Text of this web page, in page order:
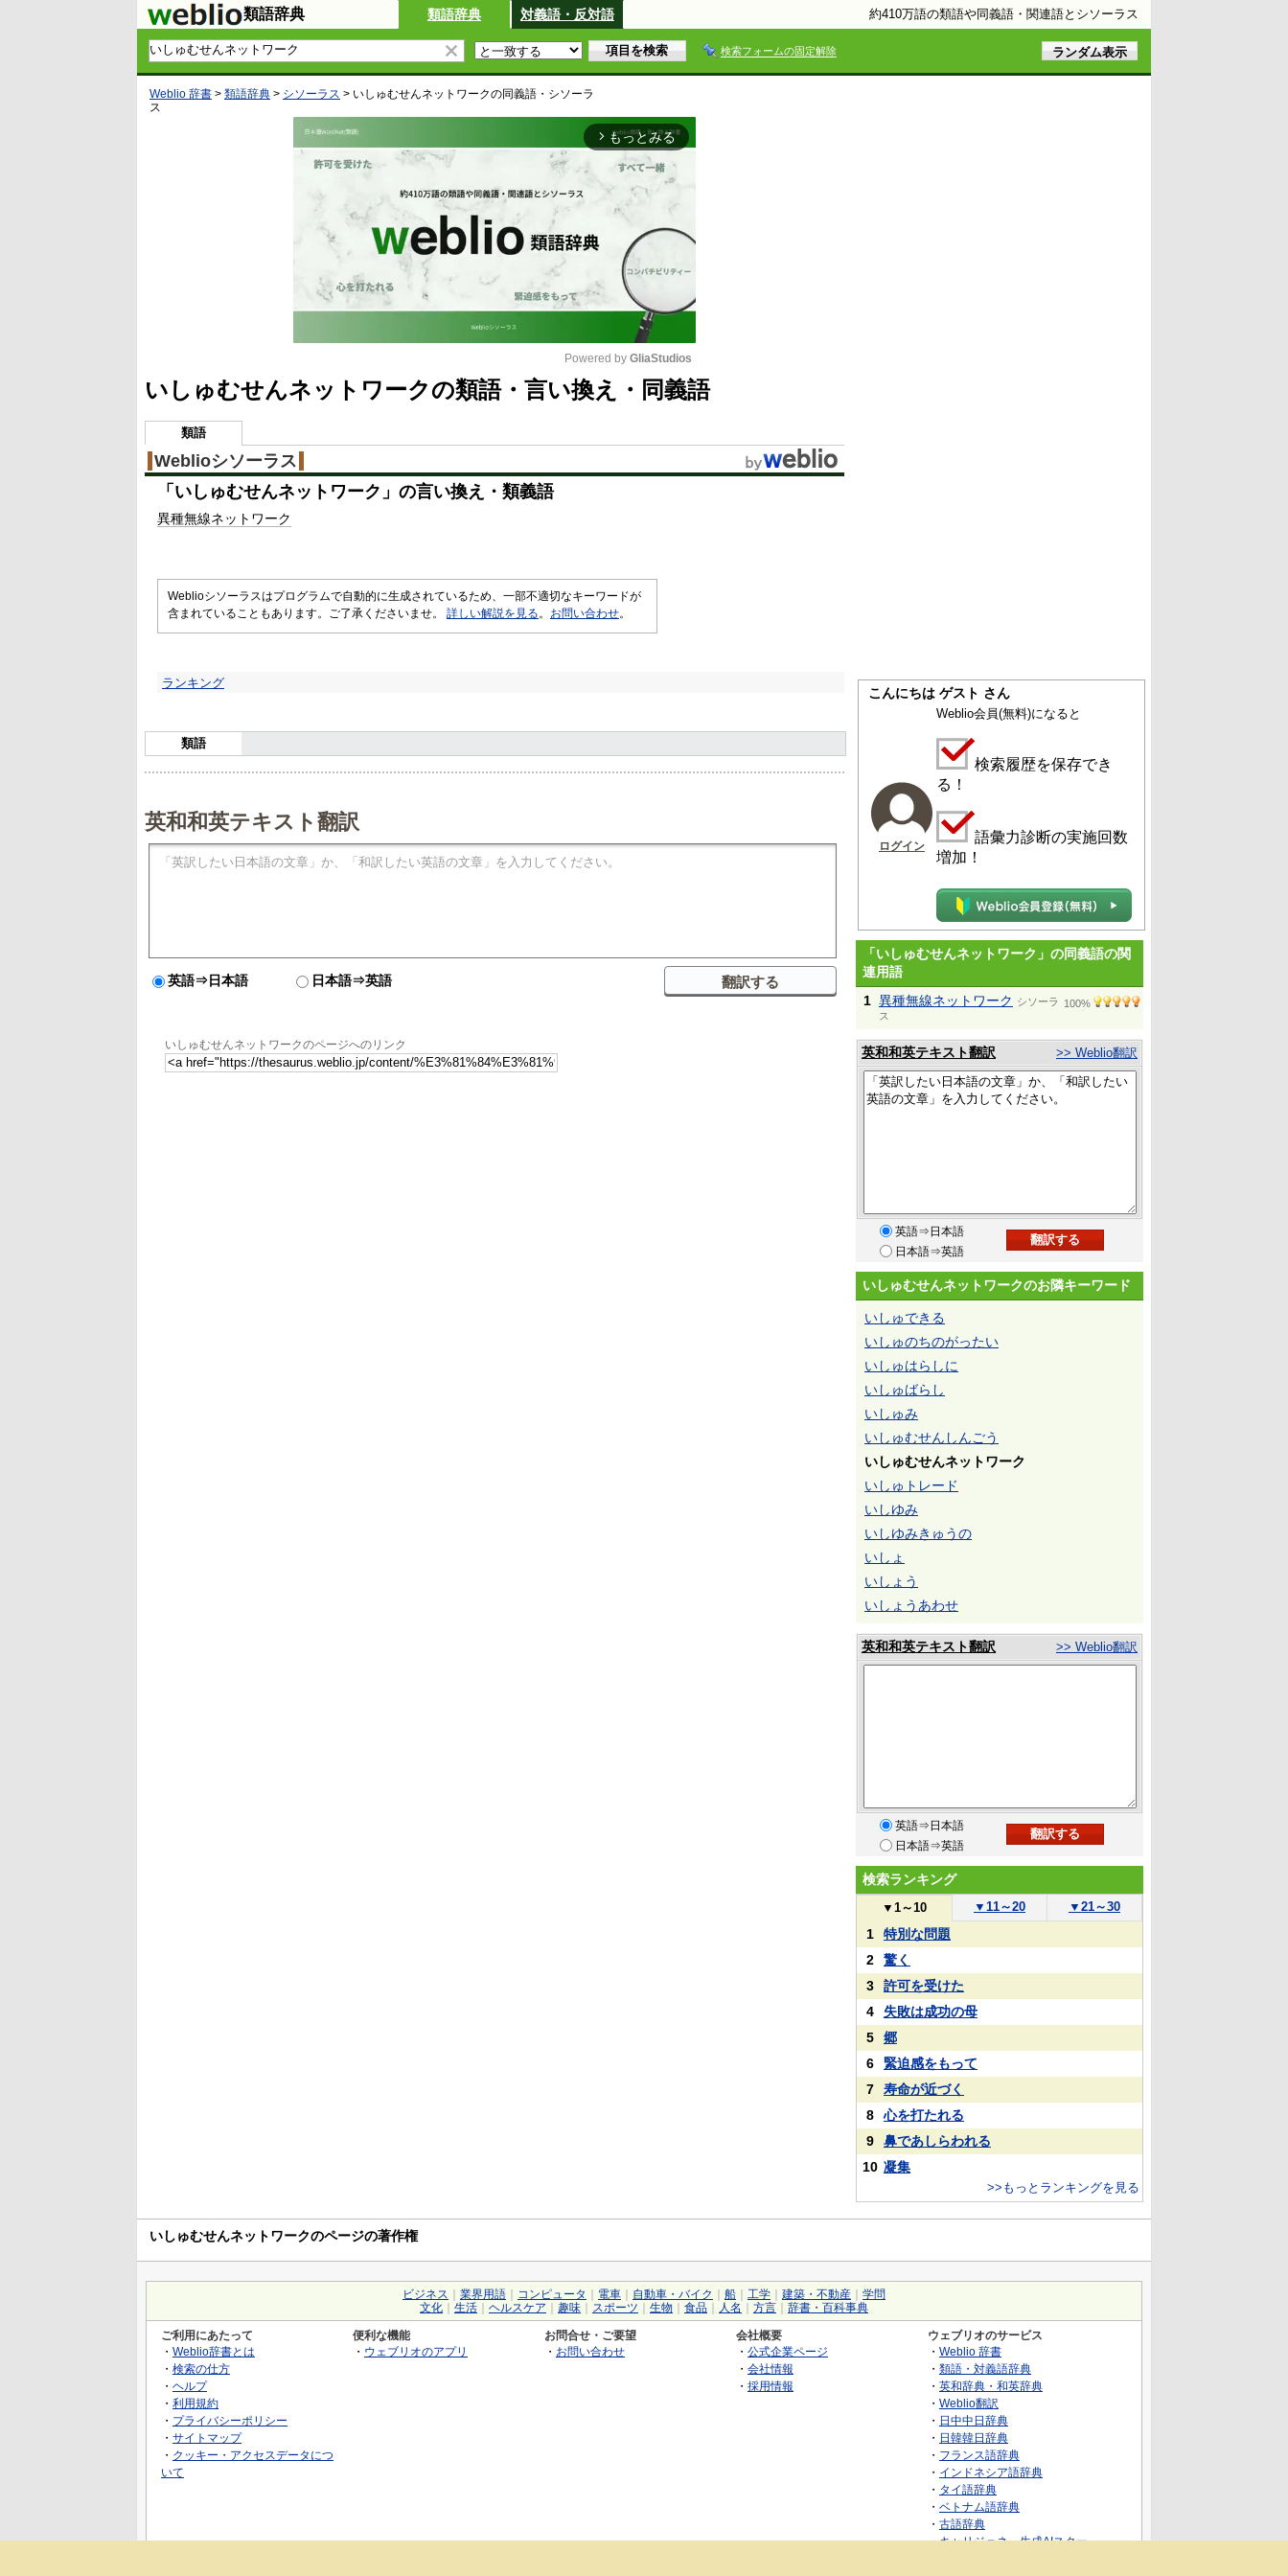
類語辞典 類語辞典 対義語・反対語 約410万語の類語や同義語・関連語とシソーラス
検索フォームの固定解除
Weblio 辞書 > 類語辞典 > シソーラス > いしゅむせんネットワークの同義語・シソーラ
ス
arrow_forward_ios もっとみる
Powered by GliaStudios
いしゅむせんネットワークの類語・言い換え・同義語
類語
Weblioシソーラス
「 いしゅむせんネットワーク 」の言い換え・類義語
異種無線ネットワーク
Weblioシソーラスはプログラムで自動的に生成されているため、一部不適切なキーワードが
含まれていることもあります。ご了承くださいませ。 詳しい解説を見る 。 お問い合わせ。
ランキング
類語
英和和英テキスト翻訳
英語⇒日本語 日本語⇒英語
いしゅむせんネットワークのページへのリンク
こんにちは ゲスト さん
ログイン
Weblio会員(無料)になると
検索履歴を保存でき
る！
語彙力診断の実施回数
増加！
「いしゅむせんネットワーク」の同義語の関
連用語
1 異種無線ネットワーク シソーラ
ス
100%
英和和英テキスト翻訳 >> Weblio翻訳
英語⇒日本語
日本語⇒英語
いしゅむせんネットワークのお隣キーワード
いしゅできる
いしゅのちのがったい
いしゅはらしに
いしゅばらし
いしゅみ
いしゅむせんしんごう
いしゅむせんネットワーク
いしゅトレード
いしゆみ
いしゆみきゅうの
いしょ
いしょう
いしょうあわせ
英和和英テキスト翻訳 >> Weblio翻訳
英語⇒日本語
日本語⇒英語
検索ランキング
▼ 1～10 ▼ 11～20 ▼ 21～30
1
特別な問題
2
驚く
3
許可を受けた
4
失敗は成功の母
5
郷
6
緊迫感をもって
7
寿命が近づく
8
心を打たれる
9
鼻であしらわれる
10 凝集
>>もっとランキングを見る
いしゅむせんネットワークのページの著作権
ビジネス 業界用語 コンピュータ 電車 自動車・バイク 船 工学 建築・不動産
学問
文化
生活 ヘルスケア 趣味 スポーツ 生物 食品 人名 方言 辞書・百科事典
ご利用にあたって
・ Weblio辞書とは
・ 検索の仕方
・ ヘルプ
・ 利用規約
・ プライバシーポリシー
・ サイトマップ
・ クッキー・アクセスデータにつ
いて
便利な機能
・ ウェブリオのアプリ
お問合せ・ご要望
・ お問い合わせ
会社概要
・ 公式企業ページ
・ 会社情報
・ 採用情報
ウェブリオのサービス
・ Weblio 辞書
・ 類語・対義語辞典
・ 英和辞典・和英辞典
・ Weblio翻訳
・ 日中中日辞典
・ 日韓韓日辞典
・ フランス語辞典
・ インドネシア語辞典
・ タイ語辞典
・ ベトナム語辞典
・ 古語辞典
・キャリジェネ～生成AIスクー